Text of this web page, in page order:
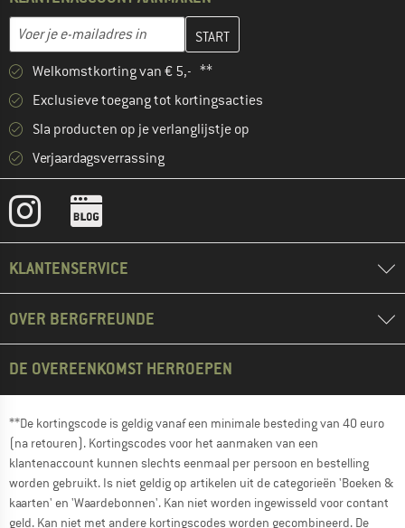
E-mailadres
Vul je e-mailadres hier in en maak in de volgende stap je
Welkomstkorting van € 5,- **
Exclusieve toegang tot kortingsacties
Sla producten op je verlanglijstje op
Verjaardagsverrassing
KLANTENSERVICE
OVER BERGFREUNDE
DE OVEREENKOMST HERROEPEN
**De kortingscode is geldig vanaf een minimale besteding van 40 euro
(na retouren). Kortingscodes voor het aanmaken van een
klantenaccount kunnen slechts eenmaal per persoon en bestelling
worden gebruikt. Is niet geldig op artikelen uit de categorieën 'Boeken &
kaarten' en 'Waardebonnen'. Kan niet worden ingewisseld voor contant
geld. Kan niet met andere kortingscodes worden gecombineerd. De